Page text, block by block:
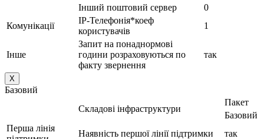
Інший поштовий сервер
0
Комунікації
IP-Телефонія*коеф
користувачів
1
Інше
Запит на понаднормові
години розраховуються по
факту звернення
так
X
Базовий
Складові інфраструктури
Пакет
Базовий
Перша лінія
Наявність першої лінії підтримки
так